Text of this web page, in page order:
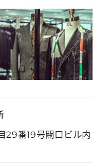
29番19号關口ビル内